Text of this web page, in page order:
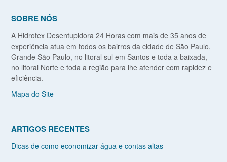
SOBRE NÓS
A Hidrotex Desentupidora 24 Horas com mais de 35 anos de
experiência atua em todos os bairros da cidade de São Paulo,
Grande São Paulo, no litoral sul em Santos e toda a baixada,
no litoral Norte e toda a região para lhe atender com rapidez e
eficiência.
Mapa do Site
ARTIGOS RECENTES
Dicas de como economizar água e contas altas